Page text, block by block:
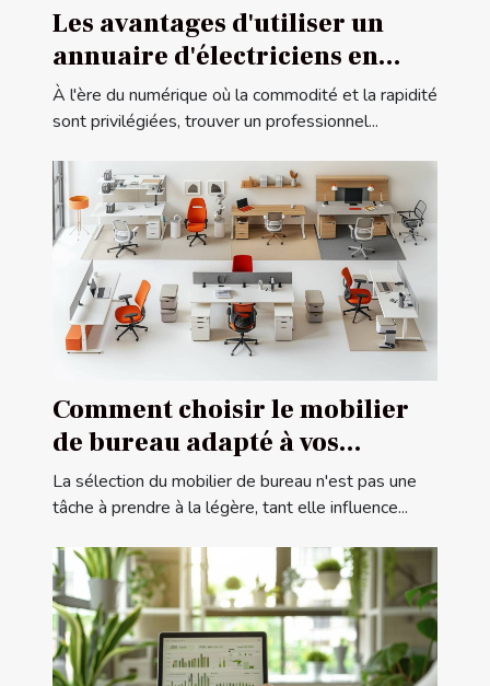
Les avantages d'utiliser un
annuaire d'électriciens en
ligne
À l'ère du numérique où la commodité et la rapidité
sont privilégiées, trouver un professionnel...
Comment choisir le mobilier
de bureau adapté à vos
besoins professionnels
La sélection du mobilier de bureau n'est pas une
tâche à prendre à la légère, tant elle influence...